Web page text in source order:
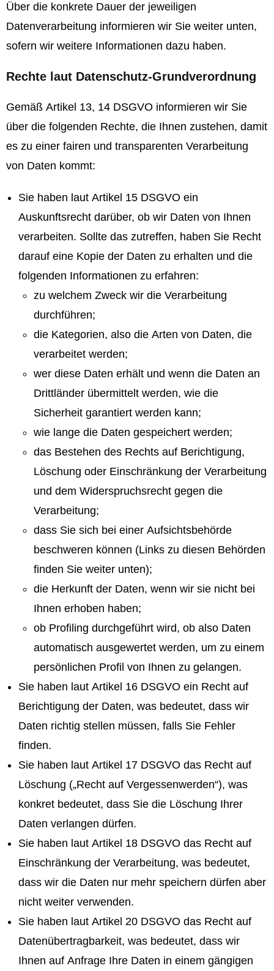
Über die konkrete Dauer der jeweiligen
Datenverarbeitung informieren wir Sie weiter unten,
sofern wir weitere Informationen dazu haben.
Rechte laut Datenschutz-Grundverordnung
Gemäß Artikel 13, 14 DSGVO informieren wir Sie
über die folgenden Rechte, die Ihnen zustehen, damit
es zu einer fairen und transparenten Verarbeitung
von Daten kommt:
Sie haben laut Artikel 15 DSGVO ein
Auskunftsrecht darüber, ob wir Daten von Ihnen
verarbeiten. Sollte das zutreffen, haben Sie Recht
darauf eine Kopie der Daten zu erhalten und die
folgenden Informationen zu erfahren:
zu welchem Zweck wir die Verarbeitung
durchführen;
die Kategorien, also die Arten von Daten, die
verarbeitet werden;
wer diese Daten erhält und wenn die Daten an
Drittländer übermittelt werden, wie die
Sicherheit garantiert werden kann;
wie lange die Daten gespeichert werden;
das Bestehen des Rechts auf Berichtigung,
Löschung oder Einschränkung der Verarbeitung
und dem Widerspruchsrecht gegen die
Verarbeitung;
dass Sie sich bei einer Aufsichtsbehörde
beschweren können (Links zu diesen Behörden
finden Sie weiter unten);
die Herkunft der Daten, wenn wir sie nicht bei
Ihnen erhoben haben;
ob Profiling durchgeführt wird, ob also Daten
automatisch ausgewertet werden, um zu einem
persönlichen Profil von Ihnen zu gelangen.
Sie haben laut Artikel 16 DSGVO ein Recht auf
Berichtigung der Daten, was bedeutet, dass wir
Daten richtig stellen müssen, falls Sie Fehler
finden.
Sie haben laut Artikel 17 DSGVO das Recht auf
Löschung („Recht auf Vergessenwerden“), was
konkret bedeutet, dass Sie die Löschung Ihrer
Daten verlangen dürfen.
Sie haben laut Artikel 18 DSGVO das Recht auf
Einschränkung der Verarbeitung, was bedeutet,
dass wir die Daten nur mehr speichern dürfen aber
nicht weiter verwenden.
Sie haben laut Artikel 20 DSGVO das Recht auf
Datenübertragbarkeit, was bedeutet, dass wir
Ihnen auf Anfrage Ihre Daten in einem gängigen